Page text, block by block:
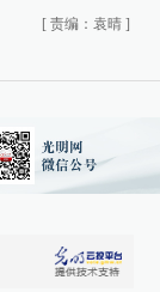
[ 责编：袁晴 ]